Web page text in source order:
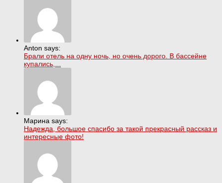
Anton says:
Брали отель на одну ночь, но очень дорого. В бассейне
купались,...
Марина says:
Надежда, большое спасибо за такой прекрасный рассказ и
интересные фото!